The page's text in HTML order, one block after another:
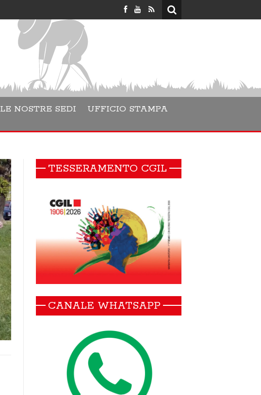
LE NOSTRE SEDI
UFFICIO STAMPA
TESSERAMENTO CGIL
CANALE WHATSAPP